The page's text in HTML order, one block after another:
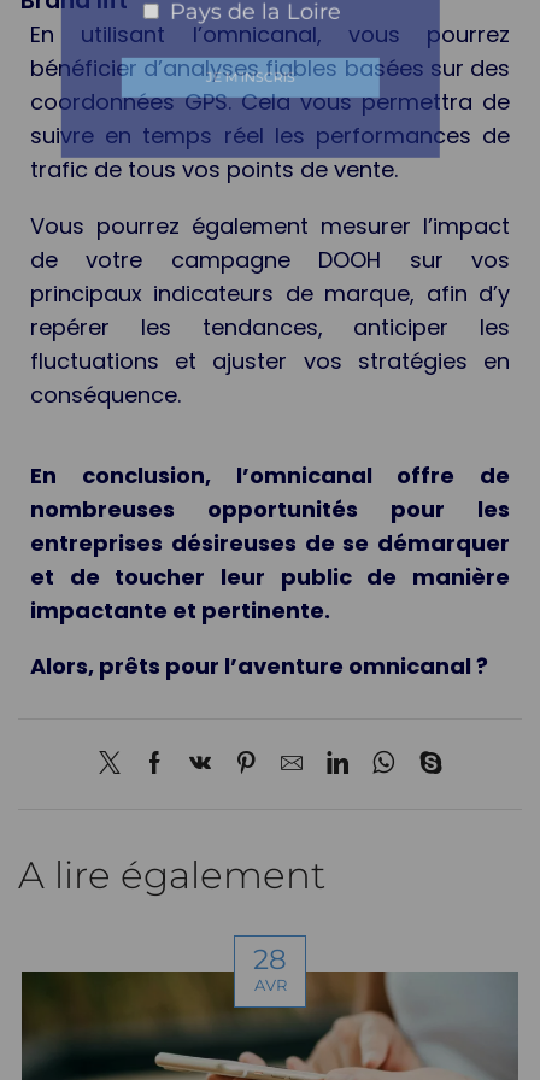
Pays de la Loire
En utilisant l’omnicanal, vous pourrez
bénéficier d’analyses fiables basées sur des
coordonnées GPS. Cela vous permettra de
suivre en temps réel les performances de
trafic de tous vos points de vente.
Vous pourrez également mesurer l’impact
de votre campagne DOOH sur vos
principaux indicateurs de marque, afin d’y
repérer les tendances, anticiper les
fluctuations et ajuster vos stratégies en
conséquence.
En conclusion, l’omnicanal offre de
nombreuses opportunités pour les
entreprises désireuses de se démarquer
et de toucher leur public de manière
impactante et pertinente.
Alors, prêts pour l’aventure omnicanal ?
A lire également
28
AVR